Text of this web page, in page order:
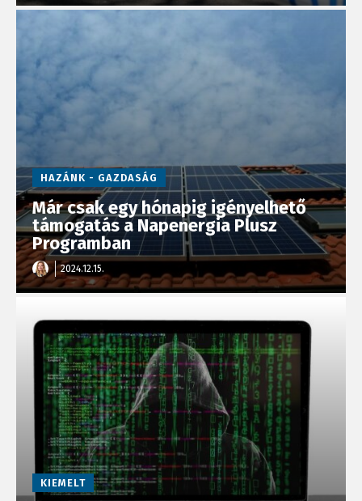
HAZÁNK - GAZDASÁG
Már csak egy hónapig igényelhető
támogatás a Napenergia Plusz
Programban
2024.12.15.
KIEMELT